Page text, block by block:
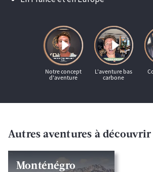
Autres aventures à découvrir
Monténégro